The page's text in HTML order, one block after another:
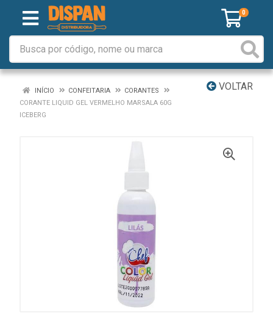
0
VOLTAR
INÍCIO CONFEITARIA
CORANTES
CORANTE LIQUID GEL VERMELHO MARSALA 60G
ICEBERG